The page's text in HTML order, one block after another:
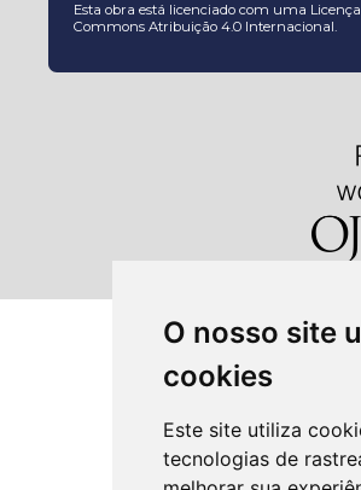
O nosso site
cookies
Este site utiliza
tecnologias de
Esta obra está licenciado com uma Licença
Commons Atribuição 4.0 Internacional.